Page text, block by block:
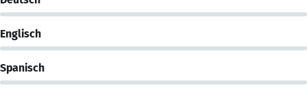
Englisch
Spanisch